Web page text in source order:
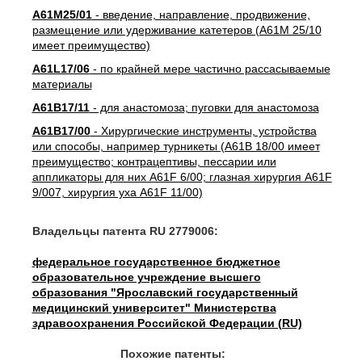
A61M25/01- введение, направление, продвижение,
размещение или удерживание катетеров (A61M 25/10
имеет преимущество)
A61L17/06- по крайней мере частично рассасываемые
материалы
A61B17/11- для анастомоза; пуговки для анастомоза
A61B17/00- Хирургические инструменты, устройства
или способы, например турникеты (A61B 18/00 имеет
преимущество; контрацептивы, пессарии или
аппликаторы для них A61F 6/00; глазная хирургия A61F
9/007, хирургия уха A61F 11/00)
Владельцы патента RU 2779006:
федеральное государственное бюджетное
образовательное учреждение высшего
образования "Ярославский государственный
медицинский университет" Министерства
здравоохранения Российской Федерации (RU)
Похожие патенты: